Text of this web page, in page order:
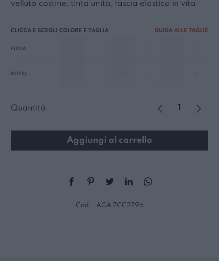
velluto costine, tinta unita, fascia elastica in vita
GUIDA ALLE TAGLIE
FUXIA
ROYAL
Quantità
Aggiungi al carrello
Cod. AGA 7CC2796